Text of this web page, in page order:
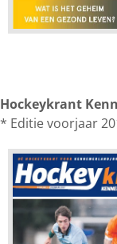
Hockeykrant
* Editie voorjaar